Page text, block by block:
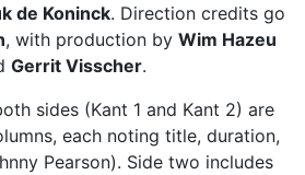
de Koninck. Direction credits go
, with production by Wim Hazeu
Gerrit Visscher.
sides (Kant 1 and Kant 2) are
each noting title, duration,
Pearson). Side two includes